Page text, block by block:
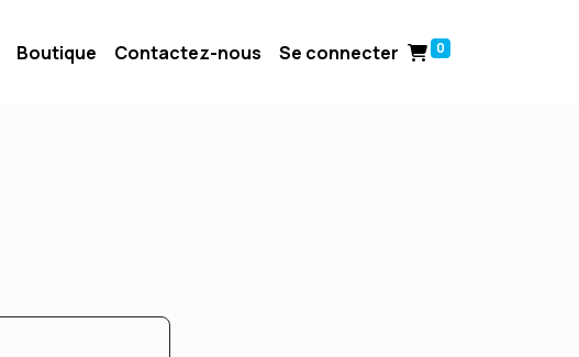
Boutique Contactez-nous Se connecter 0